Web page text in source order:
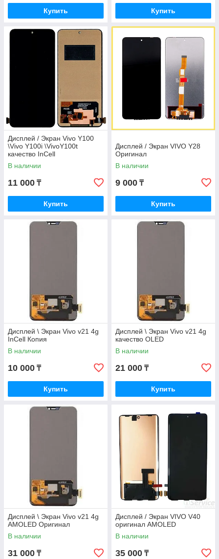
Купить Купить
Дисплей / Экран Vivo Y100
\Vivo Y100i \VivoY100t
качество InCell
В наличии
11 000 ₸
Купить
Дисплей / Экран VIVO Y28
Оригинал
В наличии
9 000 ₸
Купить
Дисплей \ Экран Vivo v21 4g
InCell Копия
В наличии
10 000 ₸
Купить
Дисплей \ Экран Vivo v21 4g
качество OLED
В наличии
21 000 ₸
Купить
Дисплей \ Экран Vivo v21 4g
AMOLED Оригинал
В наличии
31 000 ₸
Дисплей / Экран VIVO V40
оригинал AMOLED
В наличии
35 000 ₸